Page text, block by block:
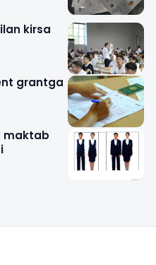
kirsa
grantga
maktab